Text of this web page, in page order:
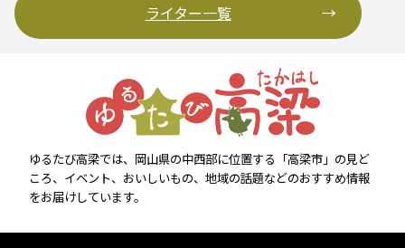
ライター一覧
ゆるたび高梁では、岡山県の中西部に位置する「高梁市」の見ど
ころ、イベント、おいしいもの、地域の話題などのおすすめ情報
をお届けしています。